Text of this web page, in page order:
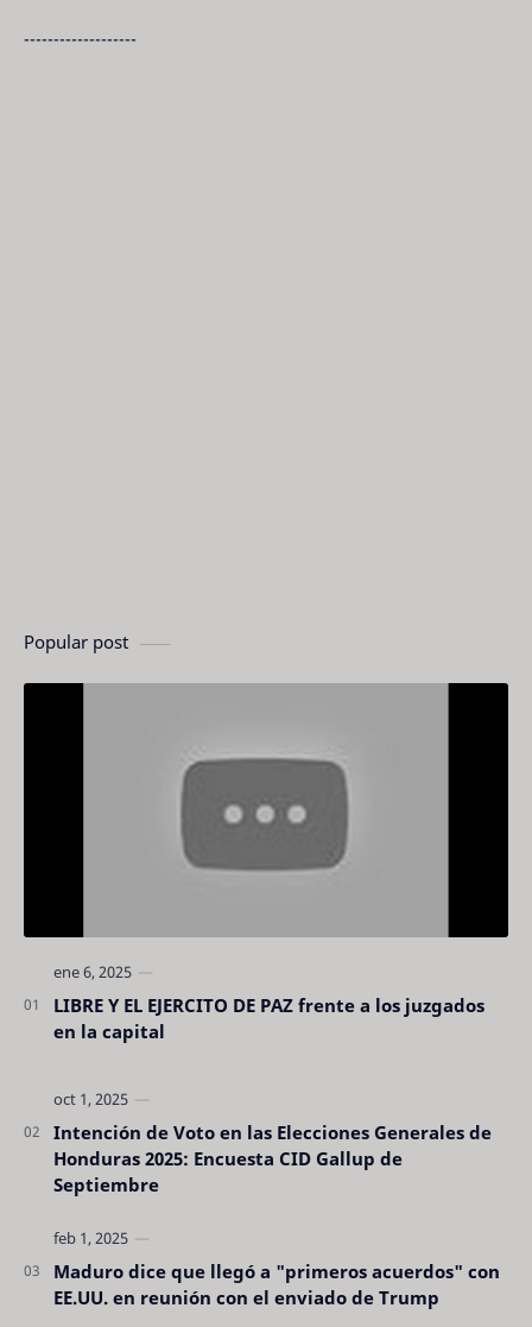
-------------------
Popular post
LIBRE Y EL EJERCITO DE PAZ frente a los juzgados
en la capital
Intención de Voto en las Elecciones Generales de
Honduras 2025: Encuesta CID Gallup de
Septiembre
Maduro dice que llegó a "primeros acuerdos" con
EE.UU. en reunión con el enviado de Trump